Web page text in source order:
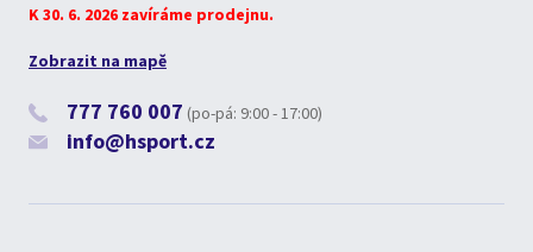
K 30. 6. 2026 zavíráme prodejnu.
Zobrazit na mapě
777 760 007 (po-pá: 9:00 - 17:00)
info@hsport.cz